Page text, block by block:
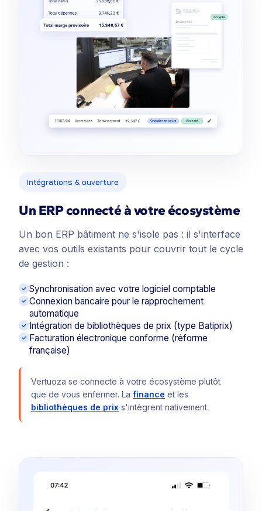
Intégrations & ouverture
Un ERP connecté à votre écosystème
Un bon ERP bâtiment ne s'isole pas : il s'interface
avec vos outils existants pour couvrir tout le cycle
de gestion :
Synchronisation avec votre logiciel comptable
Connexion bancaire pour le rapprochement
automatique
Intégration de bibliothèques de prix (type Batiprix)
Facturation électronique conforme (réforme
française)
Vertuoza se connecte à votre écosystème plutôt
que de vous enfermer. La finance et les
bibliothèques de prix s'intègrent nativement.